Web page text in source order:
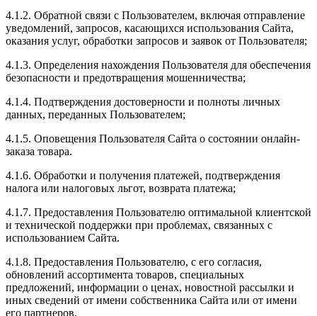
4.1.2. Обратной связи с Пользователем, включая отправление
уведомлений, запросов, касающихся использования Сайта,
оказания услуг, обработки запросов и заявок от Пользователя;
4.1.3. Определения нахождения Пользователя для обеспечения
безопасности и предотвращения мошенничества;
4.1.4. Подтверждения достоверности и полноты личных
данных, переданных Пользователем;
4.1.5. Оповещения Пользователя Сайта о состоянии онлайн-
заказа товара.
4.1.6. Обработки и получения платежей, подтверждения
налога или налоговых льгот, возврата платежа;
4.1.7. Предоставления Пользователю оптимальной клиентской
и технической поддержки при проблемах, связанных с
использованием Сайта.
4.1.8. Предоставления Пользователю, с его согласия,
обновлений ассортимента товаров, специальных
предложений, информации о ценах, новостной рассылки и
иных сведений от имени собственника Сайта или от имени
его партнеров.